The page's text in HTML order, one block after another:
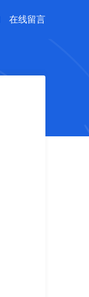
在线留言